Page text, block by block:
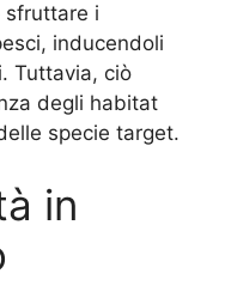
sfruttare i
inducendoli
Tuttavia, ciò
degli habitat
specie target.
in